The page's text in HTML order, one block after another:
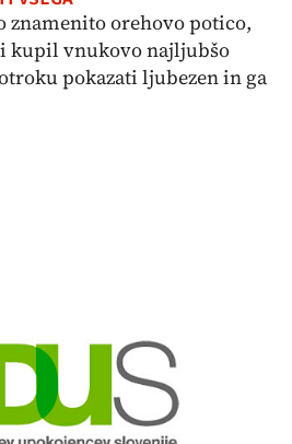
znamenito orehovo potico,
kupil vnukovo najljubšo
pokazati ljubezen in ga